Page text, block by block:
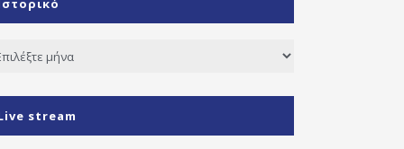
stream